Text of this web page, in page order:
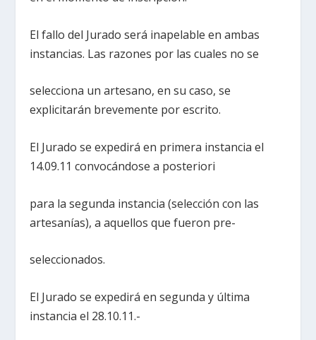
El fallo del Jurado será inapelable en ambas
instancias. Las razones por las cuales no se
selecciona un artesano, en su caso, se
explicitarán brevemente por escrito.
El Jurado se expedirá en primera instancia el
14.09.11 convocándose a posteriori
para la segunda instancia (selección con las
artesanías), a aquellos que fueron pre-
seleccionados.
El Jurado se expedirá en segunda y última
instancia el 28.10.11.-